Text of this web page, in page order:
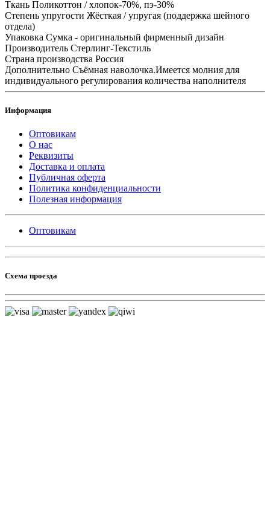
Ткань Поликоттон / хлопок-70%, пэ-30%
Степень упругости Жёсткая / упругая (поддержка шейного
отдела)
Упаковка Сумка - оригинальный фирменный дизайн
Производитель Стерлинг-Текстиль
Страна производства Россия
Дополнительно Съёмная наволочка.Имеется молния для
индивидуального регулирования количества наполнителя
Информация
Оптовикам
О нас
Реквизиты
Доставка и оплата
Публичная оферта
Политика конфиденциальности
Полезная информация
Оптовикам
Схема проезда